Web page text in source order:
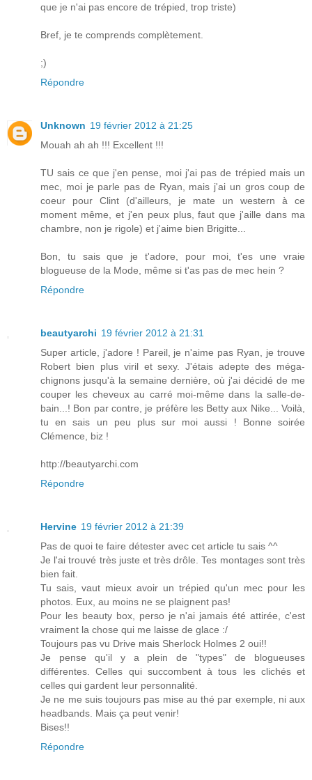
que je n'ai pas encore de trépied, trop triste)
Bref, je te comprends complètement.
;)
Répondre
Unknown 19 février 2012 à 21:25
Mouah ah ah !!! Excellent !!!
TU sais ce que j'en pense, moi j'ai pas de trépied mais un
mec, moi je parle pas de Ryan, mais j'ai un gros coup de
coeur pour Clint (d'ailleurs, je mate un western à ce
moment même, et j'en peux plus, faut que j'aille dans ma
chambre, non je rigole) et j'aime bien Brigitte...
Bon, tu sais que je t'adore, pour moi, t'es une vraie
blogueuse de la Mode, même si t'as pas de mec hein ?
Répondre
beautyarchi 19 février 2012 à 21:31
Super article, j'adore ! Pareil, je n'aime pas Ryan, je trouve
Robert bien plus viril et sexy. J'étais adepte des méga-
chignons jusqu'à la semaine dernière, où j'ai décidé de me
couper les cheveux au carré moi-même dans la salle-de-
bain...! Bon par contre, je préfère les Betty aux Nike... Voilà,
tu en sais un peu plus sur moi aussi ! Bonne soirée
Clémence, biz !
http://beautyarchi.com
Répondre
Hervine 19 février 2012 à 21:39
Pas de quoi te faire détester avec cet article tu sais ^^
Je l'ai trouvé très juste et très drôle. Tes montages sont très
bien fait.
Tu sais, vaut mieux avoir un trépied qu'un mec pour les
photos. Eux, au moins ne se plaignent pas!
Pour les beauty box, perso je n'ai jamais été attirée, c'est
vraiment la chose qui me laisse de glace :/
Toujours pas vu Drive mais Sherlock Holmes 2 oui!!
Je pense qu'il y a plein de "types" de blogueuses
différentes. Celles qui succombent à tous les clichés et
celles qui gardent leur personnalité.
Je ne me suis toujours pas mise au thé par exemple, ni aux
headbands. Mais ça peut venir!
Bises!!
Répondre